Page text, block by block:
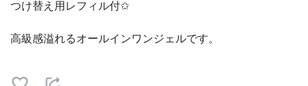
つけ替え用レフィル付✩
高級感溢れるオールインワンジェルです。